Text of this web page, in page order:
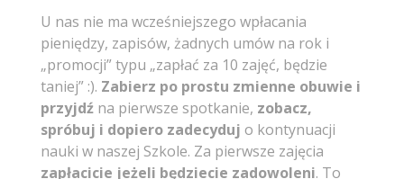
U nas nie ma wcześniejszego wpłacania
pieniędzy, zapisów, żadnych umów na rok i
„promocji” typu „zapłać za 10 zajęć, będzie
taniej” :). Zabierz po prostu zmienne obuwie i
przyjdźna pierwsze spotkanie, zobacz,
spróbuj i dopiero zadecyduj o kontynuacji
nauki w naszej Szkole. Za pierwsze zajęcia
zapłacicie jeżeli będziecie zadowoleni. To